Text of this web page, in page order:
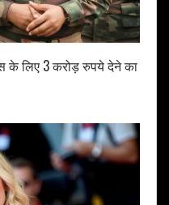
के लिए 3 करोड़ रुपये देने का